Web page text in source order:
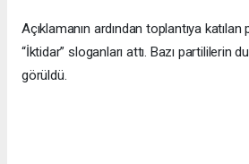
Açıklamanın ardından toplantıya katılan
“İktidar” sloganları attı. Bazı partililerin
görüldü.